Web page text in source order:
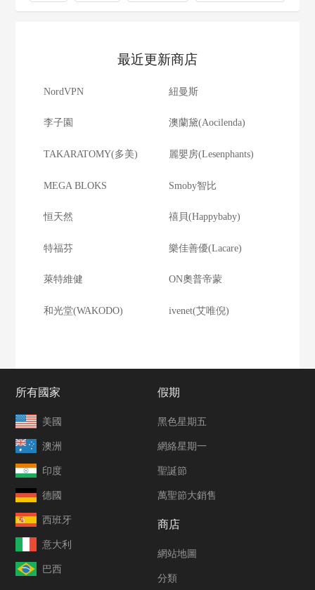
最近更新商店
NordVPN 紐曼斯
李子園 澳蘭黛(Aocilenda)
TAKARATOMY(多美) 麗嬰房(Lesenphants)
MEGA BLOKS Smoby智比
恒天然 禧貝(Happybaby)
特福芬 樂佳善優(Lacare)
萊特維健 ON奧普帝蒙
和光堂(WAKODO) ivenet(艾唯倪)
所有國家
美國
澳洲
印度
德國
西班牙
意大利
巴西
假期
黑色星期五
網絡星期一
聖誕節
萬聖節大銷售
商店
網站地圖
分類